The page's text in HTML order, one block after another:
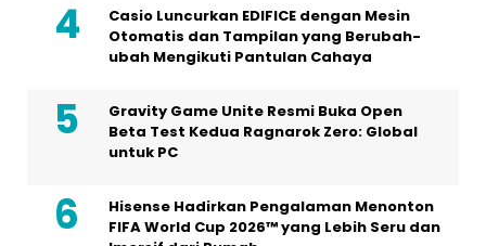
Casio Luncurkan EDIFICE dengan Mesin
Otomatis dan Tampilan yang Berubah-
ubah Mengikuti Pantulan Cahaya
Gravity Game Unite Resmi Buka Open
Beta Test Kedua Ragnarok Zero: Global
untuk PC
Hisense Hadirkan Pengalaman Menonton
FIFA World Cup 2026™ yang Lebih Seru dan